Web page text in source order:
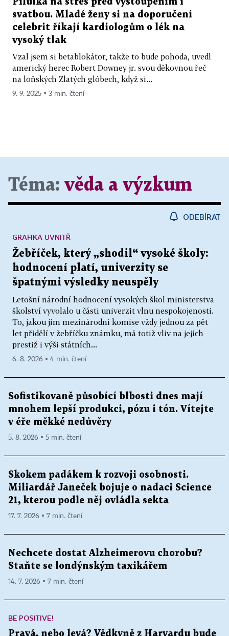
svatbou. Mladé ženy si na doporučení
celebrit říkají kardiologům o lék na
vysoký tlak
Vzal jsem si betablokátor, takže to bude pohoda, uvedl
americký herec Robert Downey jr. svou děkovnou řeč
na loňských Zlatých glóbech, když si...
9. 9. 2025 ▪ 3 min. čtení
Téma: věda a výzkum
ODEBÍRAT
Žebříček, který „shodil“ vysoké školy:
hodnocení platí, univerzity se
špatnými výsledky neuspěly
Letošní národní hodnocení vysokých škol ministerstva
školství vyvolalo u části univerzit vlnu nespokojenosti.
To, jakou jim mezinárodní komise vždy jednou za pět
let přidělí v žebříčku známku, má totiž vliv na jejich
prestiž i výši státních...
GRAFIKA UVNITŘ
6. 8. 2026 ▪ 4 min. čtení
Sofistikovaně působící blbosti dnes mají
mnohem lepší produkci, pózu i tón. Vítejte
v éře měkké nedůvěry
5. 8. 2026 ▪ 5 min. čtení
Skokem padákem k rozvoji osobnosti.
Miliardář Janeček bojuje o nadaci Science
21, kterou podle něj ovládla sekta
17. 7. 2026 ▪ 7 min. čtení
Nechcete dostat Alzheimerovu chorobu?
Staňte se londýnským taxikářem
14. 7. 2026 ▪ 7 min. čtení
BE POSITIVE!
Pravá, nebo levá? Vědkyně z Harvardu bude